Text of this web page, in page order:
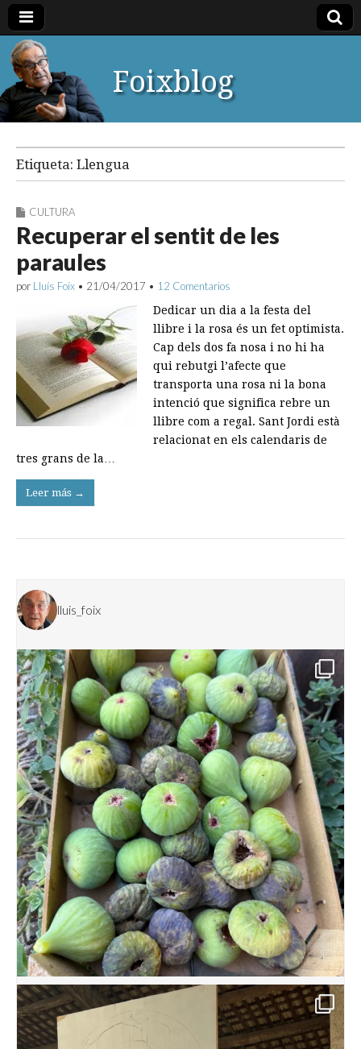
Foixblog
Etiqueta: Llengua
CULTURA
Recuperar el sentit de les
paraules
por Lluís Foix • 21/04/2017 • 12 Comentarios
Dedicar un dia a la festa del
llibre i la rosa és un fet optimista.
Cap dels dos fa nosa i no hi ha
qui rebutgi l’afecte que
transporta una rosa ni la bona
intenció que significa rebre un
llibre com a regal. Sant Jordi està
relacionat en els calendaris de
tres grans de la…
Leer más →
lluis_foix